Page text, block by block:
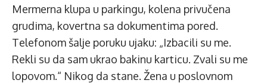
Mermerna klupa u parkingu, kolena privučena
grudima, kovertna sa dokumentima pored.
Telefonom šalje poruku ujaku: „Izbacili su me.
Rekli su da sam ukrao bakinu karticu. Zvali su me
lopovom.“ Nikog da stane. Žena u poslovnom